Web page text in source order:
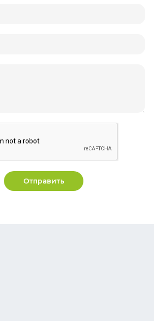
Отправить